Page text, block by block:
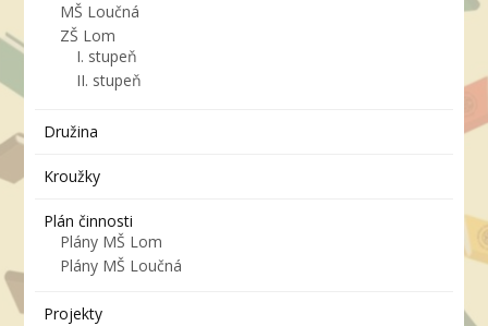
MŠ Loučná
ZŠ Lom
I. stupeň
II. stupeň
Družina
Kroužky
Plán činnosti
Plány MŠ Lom
Plány MŠ Loučná
Projekty